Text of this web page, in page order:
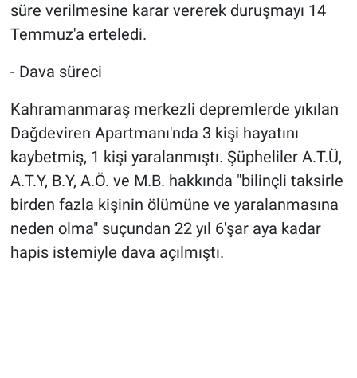
süre verilmesine karar vererek duruşmayı 14
Temmuz'a erteledi.
- Dava süreci
Kahramanmaraş merkezli depremlerde yıkılan
Dağdeviren Apartmanı'nda 3 kişi hayatını
kaybetmiş, 1 kişi yaralanmıştı. Şüpheliler A.T.Ü,
A.T.Y, B.Y, A.Ö. ve M.B. hakkında "bilinçli taksirle
birden fazla kişinin ölümüne ve yaralanmasına
neden olma" suçundan 22 yıl 6'şar aya kadar
hapis istemiyle dava açılmıştı.